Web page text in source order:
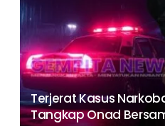
Terjerat Kasus
Tangkap Onad